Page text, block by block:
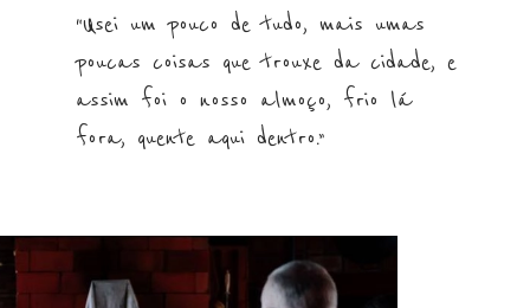
“Usei um pouco de tudo, mais umas
poucas coisas que trouxe da cidade, e
assim foi o nosso almoço, frio lá
fora, quente aqui dentro.”